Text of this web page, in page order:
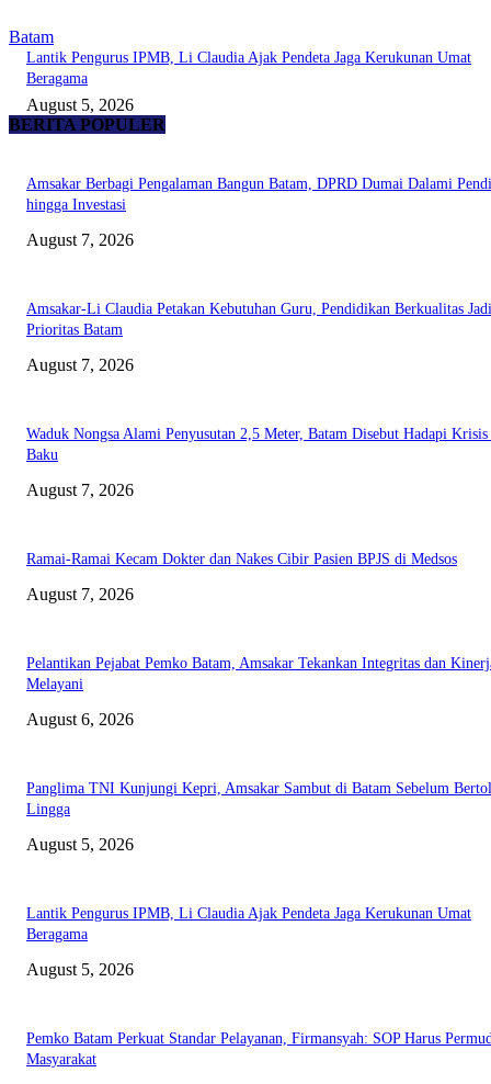
Batam
Lantik Pengurus IPMB, Li Claudia Ajak Pendeta Jaga Kerukunan Umat
Beragama
August 5, 2026
BERITA POPULER
Amsakar Berbagi Pengalaman Bangun Batam, DPRD Dumai Dalami
hingga Investasi
August 7, 2026
Amsakar-Li Claudia Petakan Kebutuhan Guru, Pendidikan Berkualitas Jadi
Prioritas Batam
August 7, 2026
Waduk Nongsa Alami Penyusutan 2,5 Meter, Batam Disebut Hadapi
Baku
August 7, 2026
Ramai-Ramai Kecam Dokter dan Nakes Cibir Pasien BPJS di Medsos
August 7, 2026
Pelantikan Pejabat Pemko Batam, Amsakar Tekankan Integritas dan
Melayani
August 6, 2026
Panglima TNI Kunjungi Kepri, Amsakar Sambut di Batam Sebelum
Lingga
August 5, 2026
Lantik Pengurus IPMB, Li Claudia Ajak Pendeta Jaga Kerukunan Umat
Beragama
August 5, 2026
Pemko Batam Perkuat Standar Pelayanan, Firmansyah: SOP Harus
Masyarakat